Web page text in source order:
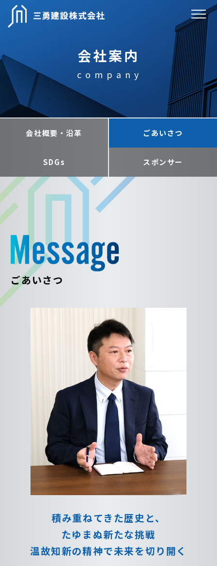
会社案内
company
会社概要・沿革 ごあいさつ
SDGs スポンサー
ごあいさつ
積み重ねてきた歴史と、
たゆまぬ新たな挑戦
温故知新の精神で未来を切り開く